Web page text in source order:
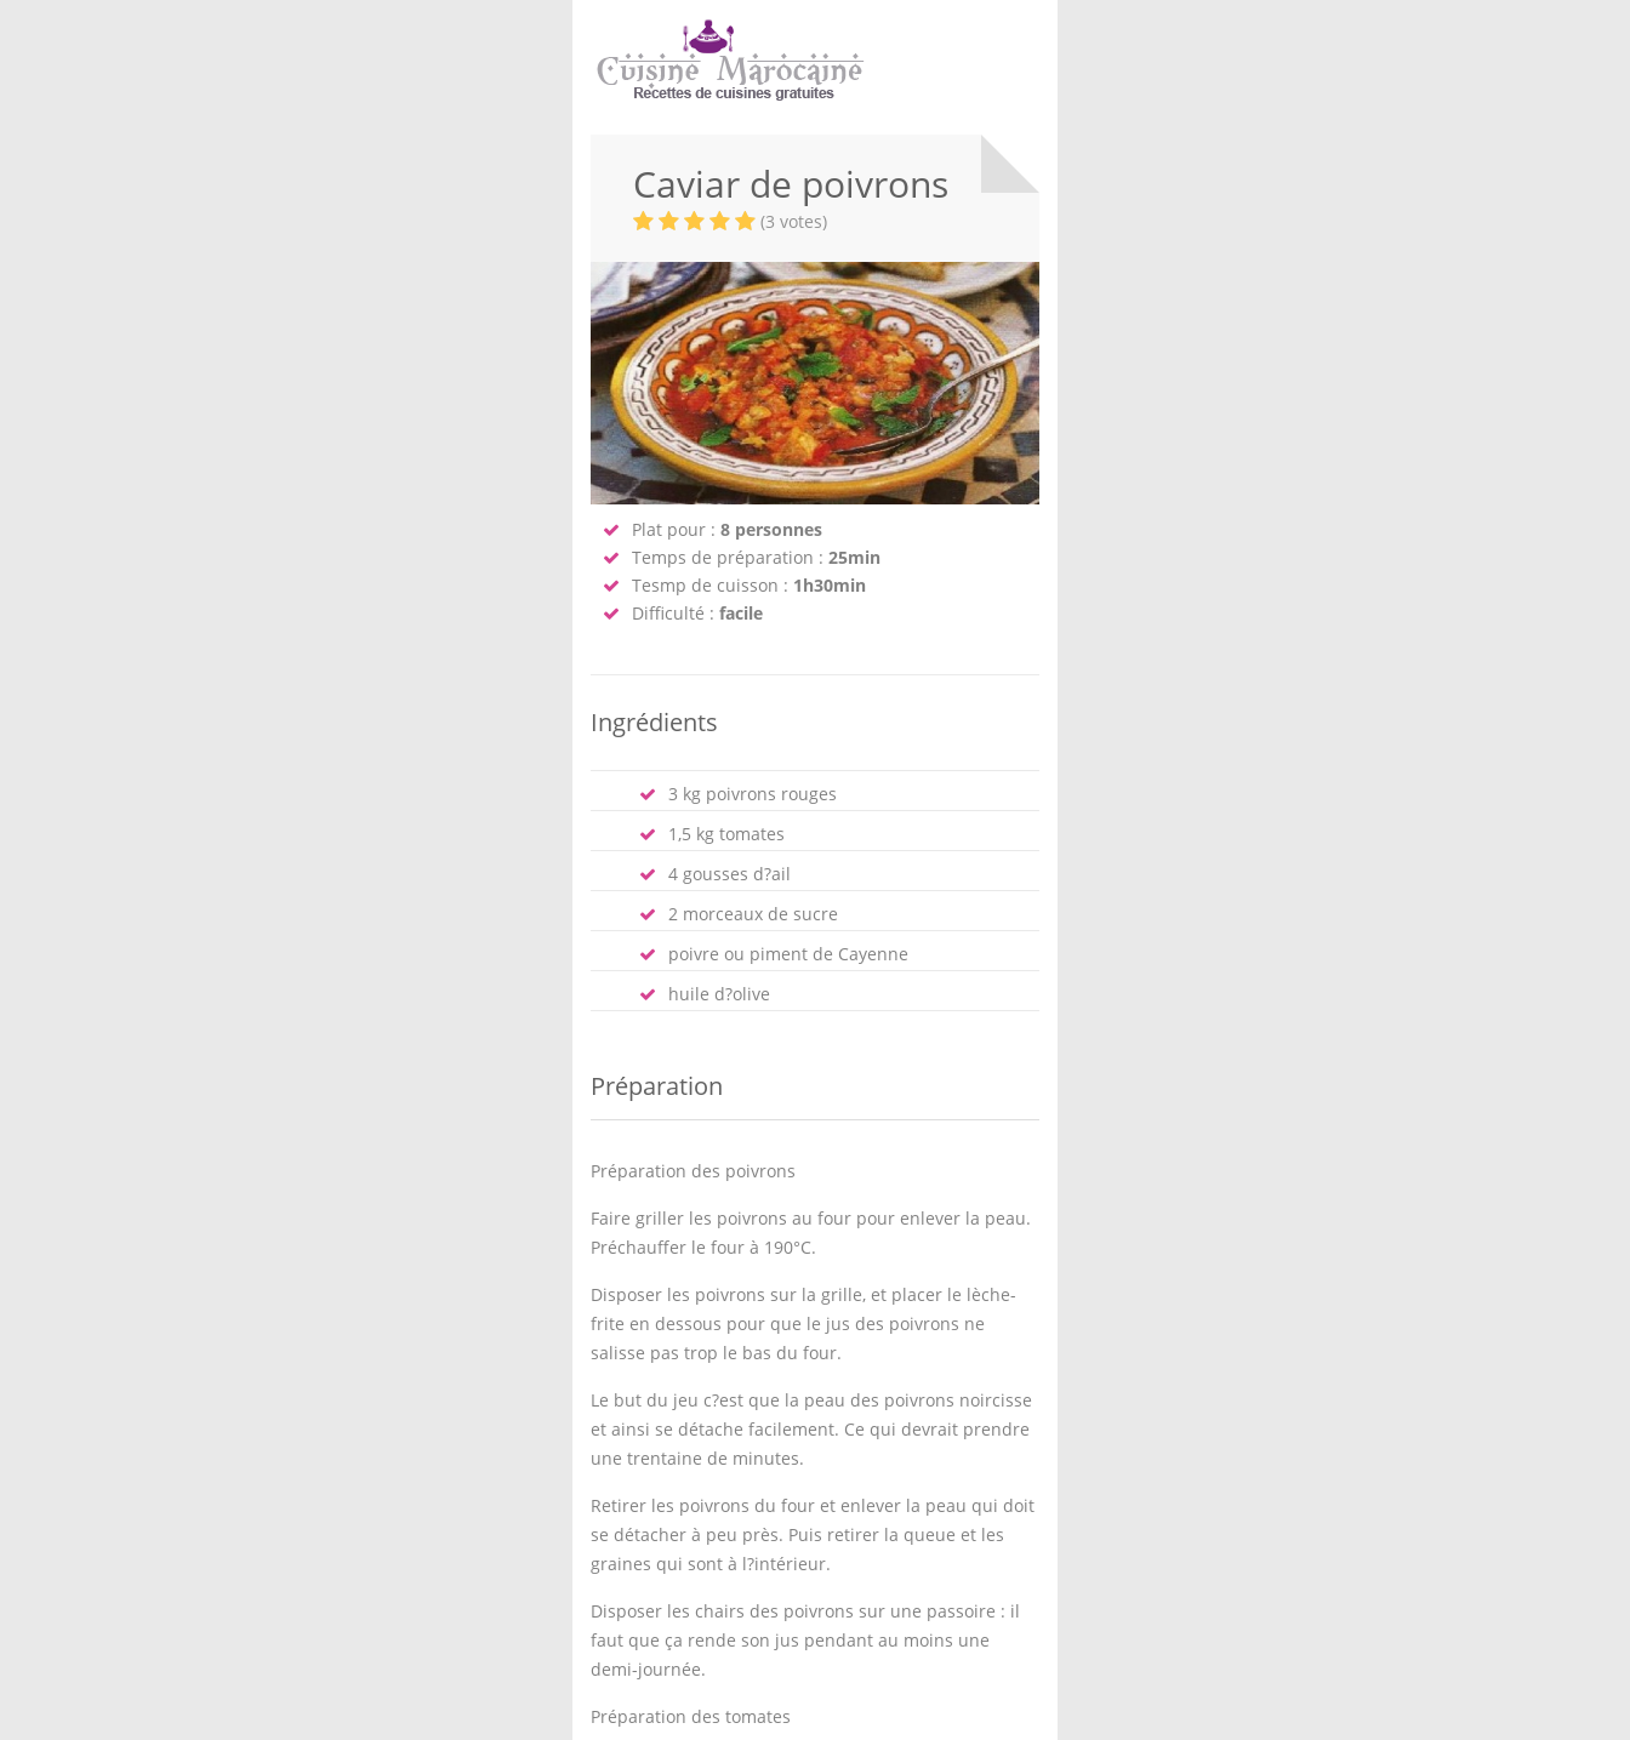
Caviar de poivrons
(3 votes)
Plat pour : 8 personnes
Temps de préparation : 25min
Tesmp de cuisson : 1h30min
Difficulté : facile
Ingrédients
3 kg poivrons rouges
1,5 kg tomates
4 gousses d?ail
2 morceaux de sucre
poivre ou piment de Cayenne
huile d?olive
Préparation
Préparation des poivrons
Faire griller les poivrons au four pour enlever la peau.
Préchauffer le four à 190°C.
Disposer les poivrons sur la grille, et placer le lèche-
frite en dessous pour que le jus des poivrons ne
salisse pas trop le bas du four.
Le but du jeu c?est que la peau des poivrons noircisse
et ainsi se détache facilement. Ce qui devrait prendre
une trentaine de minutes.
Retirer les poivrons du four et enlever la peau qui doit
se détacher à peu près. Puis retirer la queue et les
graines qui sont à l?intérieur.
Disposer les chairs des poivrons sur une passoire : il
faut que ça rende son jus pendant au moins une
demi-journée.
Préparation des tomates